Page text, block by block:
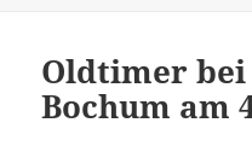
Oldtimer bei
Bochum am